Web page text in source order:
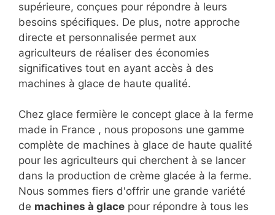
supérieure, conçues pour répondre à leurs
besoins spécifiques. De plus, notre approche
directe et personnalisée permet aux
agriculteurs de réaliser des économies
significatives tout en ayant accès à des
machines à glace de haute qualité.
Chez glace fermière le concept glace à la ferme
made in France , nous proposons une gamme
complète de machines à glace de haute qualité
pour les agriculteurs qui cherchent à se lancer
dans la production de crème glacée à la ferme.
Nous sommes fiers d'offrir une grande variété
de machines à glace pour répondre à tous les